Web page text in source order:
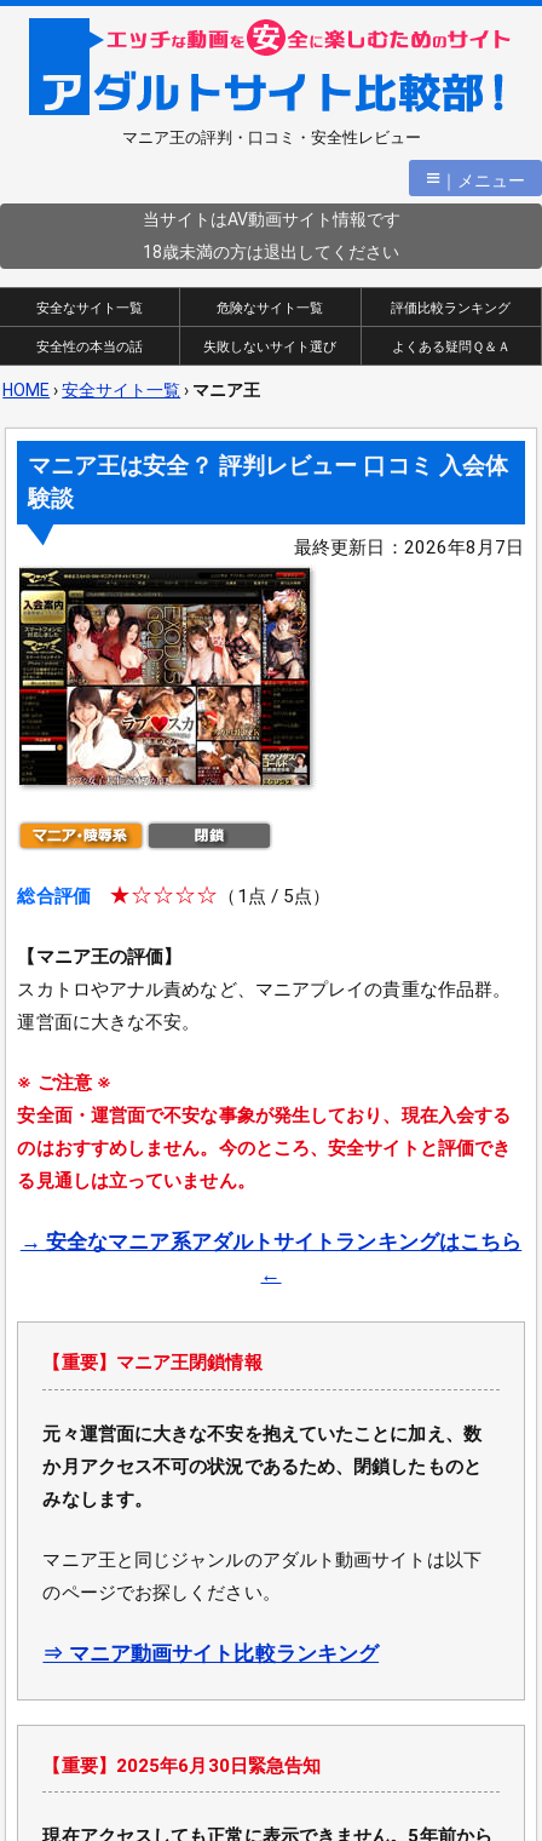
マニア王の評判・口コミ・安全性レビュー
≡ ｜メニュー
当サイトはAV動画サイト情報です
18歳未満の方は退出してください
安全なサイト一覧 危険なサイト一覧 評価比較ランキング
安全性の本当の話 失敗しないサイト選び よくある疑問Ｑ＆Ａ
HOME ›安全サイト一覧› マニア王
マニア王は安全？ 評判レビュー 口コミ 入会体
験談
最終更新日：2026年8月7日
総合評価 ★☆☆☆☆ （1点 / 5点）
【マニア王の評価】
スカトロやアナル責めなど、マニアプレイの貴重な作品群。
運営面に大きな不安。
※ ご注意 ※
安全面・運営面で不安な事象が発生しており、現在入会する
のはおすすめしません。今のところ、安全サイトと評価でき
る見通しは立っていません。
→ 安全なマニア系アダルトサイトランキングはこちら
←
【重要】マニア王閉鎖情報
元々運営面に大きな不安を抱えていたことに加え、数
か月アクセス不可の状況であるため、閉鎖したものと
みなします。
マニア王と同じジャンルのアダルト動画サイトは以下
のページでお探しください。
⇒ マニア動画サイト比較ランキング
【重要】2025年6月30日緊急告知
現在アクセスしても正常に表示できません。5年前から